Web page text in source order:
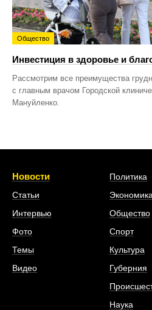
Общество
Инвестиция в здоровье и
Рассмотрим все преимущества
с главным врачом Городской
Мануйленко.
Новости
Статьи
Интервью
Фото
Темы
Видео
Политика
Экономика
Общество
Спорт
Культура
Губерния
Наука